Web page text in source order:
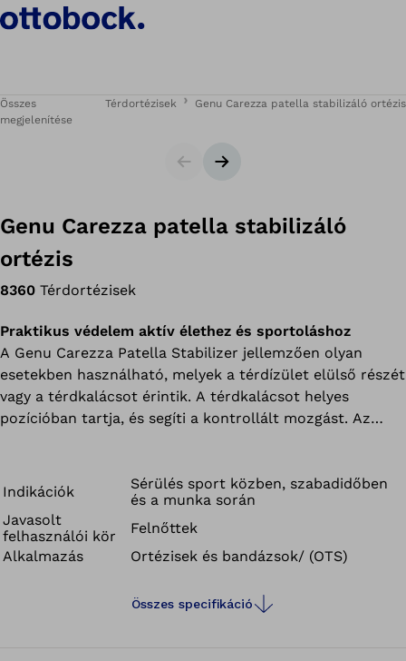
Összes
megjelenítése
Térdortézisek Genu Carezza patella stabilizáló ortézis
CsúszkaKövetkező dia
Genu Carezza patella stabilizáló
ortézis
8360 Térdortézisek
Praktikus védelem aktív élethez és sportoláshoz
A Genu Carezza Patella Stabilizer jellemzően olyan
esetekben használható, melyek a térdízület elülső részét
vagy a térdkalácsot érintik. A térdkalácsot helyes
pozícióban tartja, és segíti a kontrollált mozgást. Az
hőérzetet biztosít.
Indikációk
Sérülés sport közben, szabadidőben
és a munka során
Javasolt
felhasználói kör
Felnőttek
Alkalmazás
Ortézisek és bandázsok/ (OTS)
Összes specifikáció